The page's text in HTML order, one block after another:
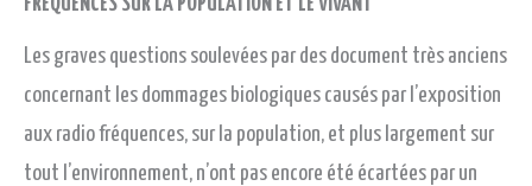
Les graves questions soulevées par des document très anciens
concernant les dommages biologiques causés par l’exposition
aux radio fréquences, sur la population, et plus largement sur
tout l’environnement, n’ont pas encore été écartées par un